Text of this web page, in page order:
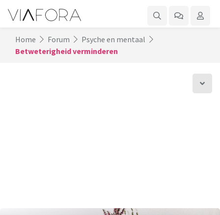
Home Forum
Psyche en mentaal
Betweterigheid verminderen